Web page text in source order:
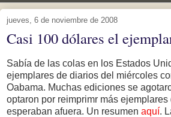
jueves, 6 de noviembre de 2008
Casi 100 dólares el
Sabía de las colas en los Estados
ejemplares de diarios del miércoles
Oabama. Muchas ediciones se
optaron por reimprimr más
esperaban afuera. Un resumen aquí.